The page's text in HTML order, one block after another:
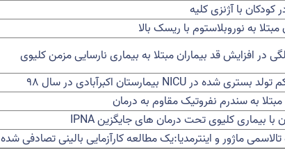
با آژنزی کلیه
به نوروبلاستوم با ریسک بالا
تولد بستری شده درNICU بیمارستان اکبرآبادی در سال ۹۸
به سندرم نفروتیک مقاوم به درمان
بیماری کلیوی تحت درمان های جایگزینIPNA
تالاسمی ماژور و اینترمدیا:یک مطالعه کارآزمایی بالینی تصادفی شده